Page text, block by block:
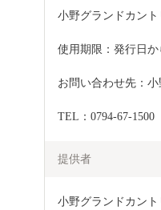
小野グランドカン
使用期限：発行日
お問い合わせ先：
TEL：0794-67-1500
提供者
小野グランドカン